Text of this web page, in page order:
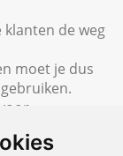
de weg
moet je dus